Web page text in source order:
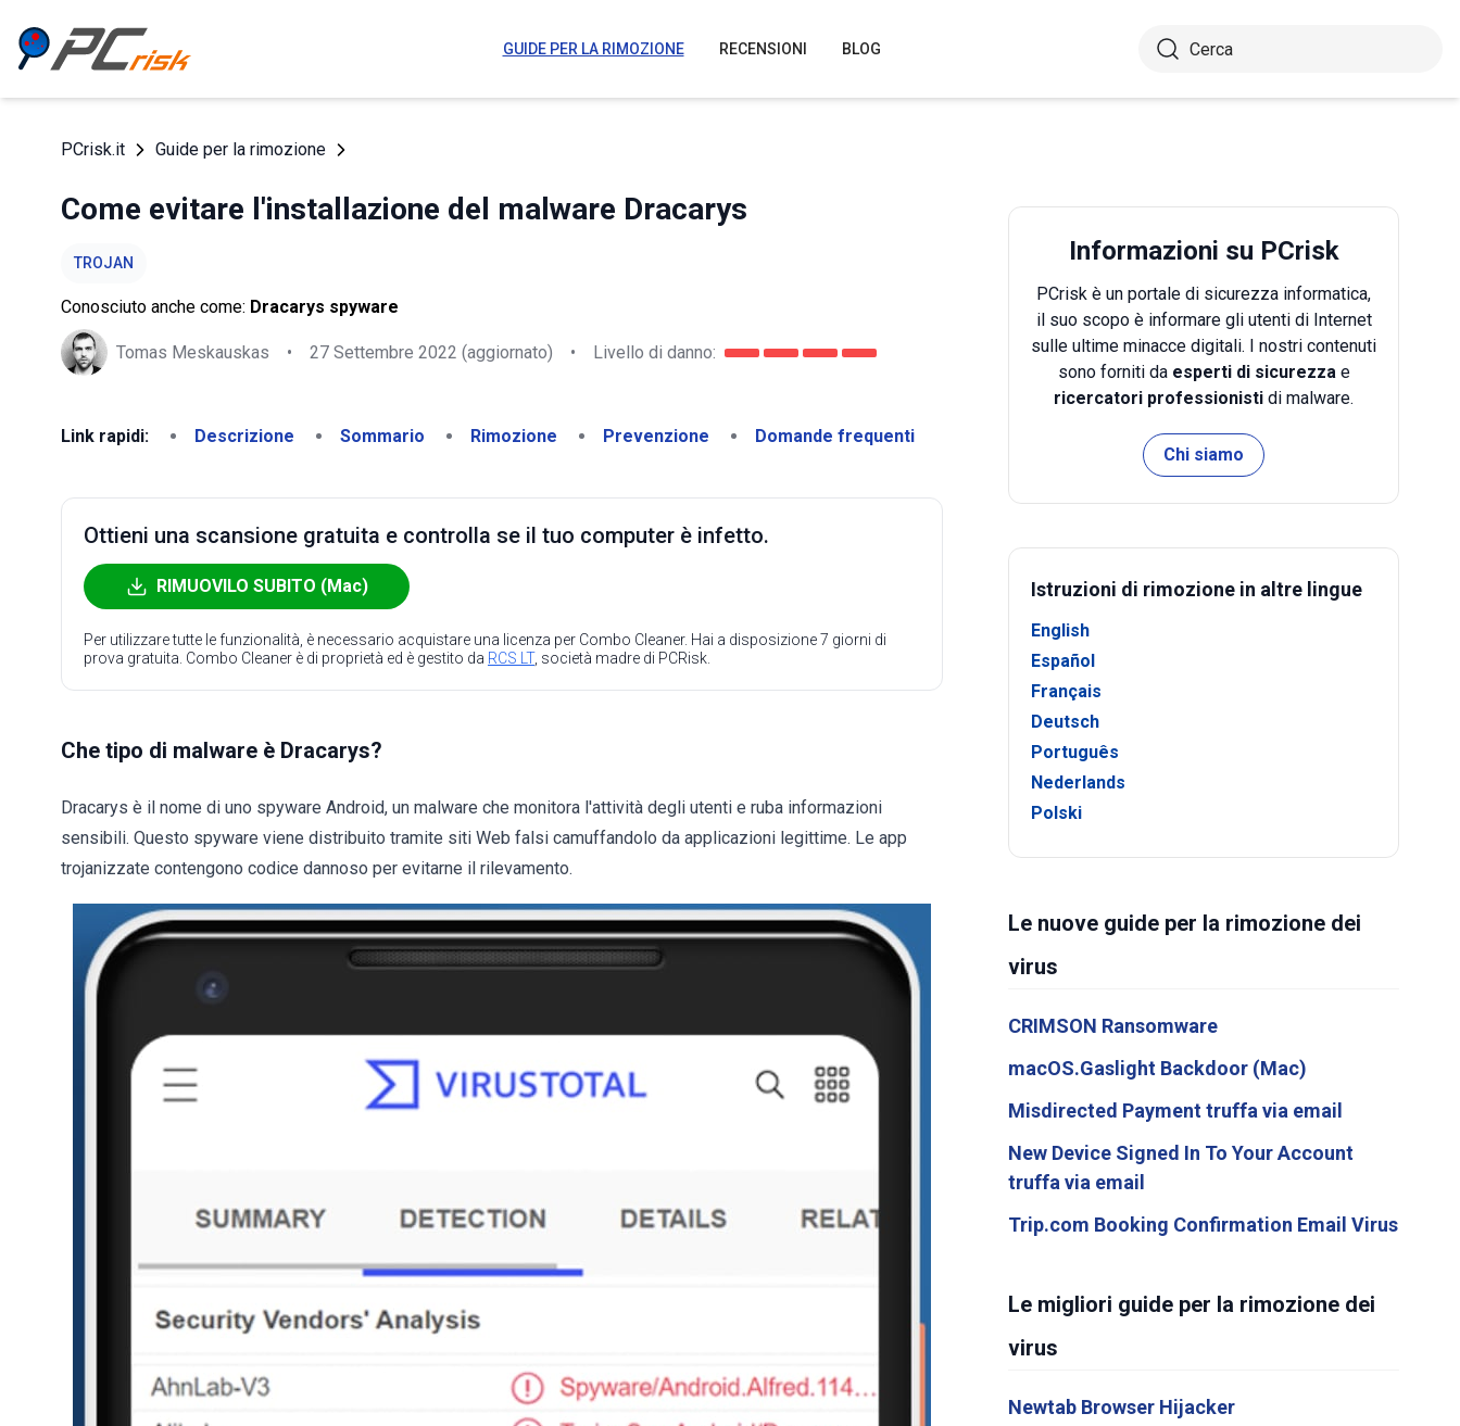
GUIDE PER LA RIMOZIONE RECENSIONI BLOG
PCrisk.it Guide per la rimozione
Come evitare l'installazione del malware Dracarys
TROJAN
Conosciuto anche come: Dracarys spyware
Tomas Meskauskas • 27 Settembre 2022 (aggiornato) • Livello di danno:
Link rapidi: Descrizione Sommario Rimozione Prevenzione Domande frequenti
Ottieni una scansione gratuita e controlla se il tuo computer è infetto.
RIMUOVILO SUBITO (Mac)
Per utilizzare tutte le funzionalità, è necessario acquistare una licenza per Combo Cleaner. Hai a disposizione 7 giorni di
prova gratuita. Combo Cleaner è di proprietà ed è gestito da RCS LT, società madre di PCRisk.
Che tipo di malware è Dracarys?
Dracarys è il nome di uno spyware Android, un malware che monitora l'attività degli utenti e ruba informazioni
sensibili. Questo spyware viene distribuito tramite siti Web falsi camuffandolo da applicazioni legittime. Le app
trojanizzate contengono codice dannoso per evitarne il rilevamento.
Informazioni su PCrisk
PCrisk è un portale di sicurezza informatica,
il suo scopo è informare gli utenti di Internet
sulle ultime minacce digitali. I nostri contenuti
sono forniti da esperti di sicurezzae
ricercatori professionisti di malware.
Chi siamo
Istruzioni di rimozione in altre lingue
English
Español
Français
Deutsch
Português
Nederlands
Polski
Le nuove guide per la rimozione dei
virus
CRIMSON Ransomware
macOS.Gaslight Backdoor (Mac)
Misdirected Payment truffa via email
New Device Signed In To Your Account
truffa via email
Trip.com Booking Confirmation Email Virus
Le migliori guide per la rimozione dei
virus
Newtab Browser Hijacker